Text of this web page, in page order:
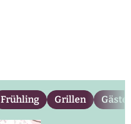
Frühling Grillen Gäste